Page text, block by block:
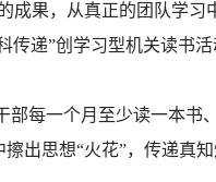
成果，从真正的团队学习
传递”创学习型机关读书
部每一个月至少读一本书
出思想“火花”，传递真